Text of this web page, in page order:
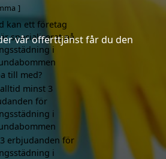
vår offerttjänst får du den
kan ett företag
specialiserat på
i
till med?
alltid minst 3
för
i
3 erbjudanden för
i